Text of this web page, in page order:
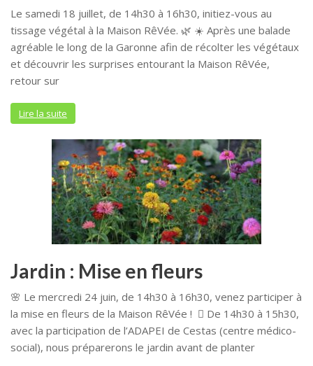
Le samedi 18 juillet, de 14h30 à 16h30, initiez-vous au
tissage végétal à la Maison RêVée. 🌿 ☀️ Après une balade
agréable le long de la Garonne afin de récolter les végétaux
et découvrir les surprises entourant la Maison RêVée,
retour sur
Lire la suite
Jardin : Mise en fleurs
🌸 Le mercredi 24 juin, de 14h30 à 16h30, venez participer à
la mise en fleurs de la Maison RêVée ! 🪏 De 14h30 à 15h30,
avec la participation de l’ADAPEI de Cestas (centre médico-
social), nous préparerons le jardin avant de planter